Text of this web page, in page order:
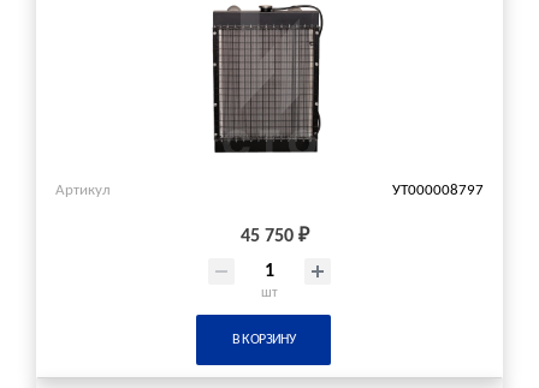
Артикул УТ000008797
45 750 ₽
шт
В КОРЗИНУ